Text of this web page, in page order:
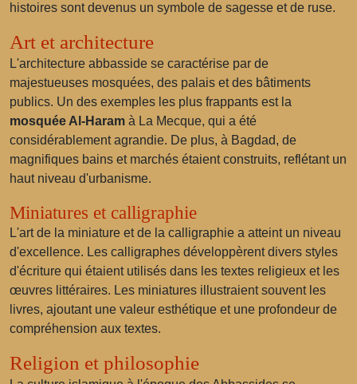
histoires sont devenus un symbole de sagesse et de ruse.
Art et architecture
L'architecture abbasside se caractérise par de
majestueuses mosquées, des palais et des bâtiments
publics. Un des exemples les plus frappants est la
mosquée Al-Haram à La Mecque, qui a été
considérablement agrandie. De plus, à Bagdad, de
magnifiques bains et marchés étaient construits, reflétant un
haut niveau d'urbanisme.
Miniatures et calligraphie
L'art de la miniature et de la calligraphie a atteint un niveau
d'excellence. Les calligraphes développèrent divers styles
d'écriture qui étaient utilisés dans les textes religieux et les
œuvres littéraires. Les miniatures illustraient souvent les
livres, ajoutant une valeur esthétique et une profondeur de
compréhension aux textes.
Religion et philosophie